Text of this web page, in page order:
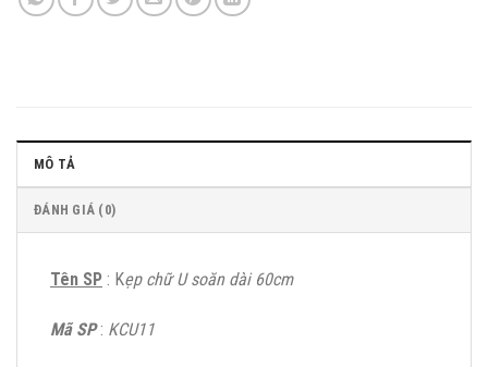
MÔ TẢ
ĐÁNH GIÁ (0)
Tên SP : Kẹp chữ U soăn dài 60cm
Mã SP: KCU11